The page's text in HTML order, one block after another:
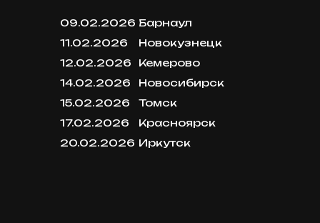
09.02.2026
11.02.2026
12.02.2026
14.02.2026
15.02.2026
17.02.2026
20.02.2026
Барнаул
Новокузнецк
Кемерово
Новосибирск
Томск
Красноярск
Иркутск